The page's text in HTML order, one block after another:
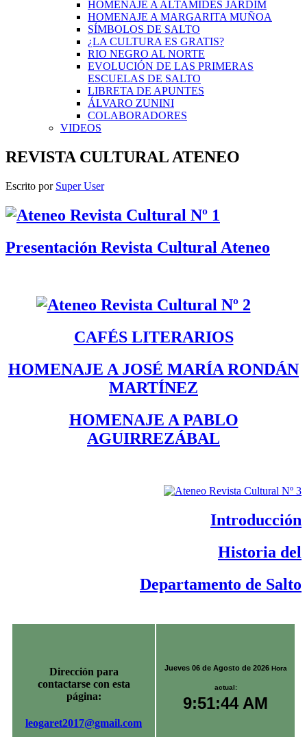
HOMENAJE A ALTAMIDES JARDIM
HOMENAJE A MARGARITA MUÑOA
SÍMBOLOS DE SALTO
¿LA CULTURA ES GRATIS?
RIO NEGRO AL NORTE
EVOLUCIÓN DE LAS PRIMERAS
ESCUELAS DE SALTO
LIBRETA DE APUNTES
ÁLVARO ZUNINI
COLABORADORES
VIDEOS
REVISTA CULTURAL ATENEO
Escrito por Super User
Presentación Revista Cultural Ateneo
CAFÉS LITERARIOS
HOMENAJE A JOSÉ MARÍA RONDÁN
MARTÍNEZ
HOMENAJE A PABLO
AGUIRREZÁBAL
Historia del
Departamento de Salto
Dirección para
contactarse con esta
página:
leogaret2017@gmail.com
Jueves 06 de Agosto de 2026 Hora
actual:
9:51:44 AM